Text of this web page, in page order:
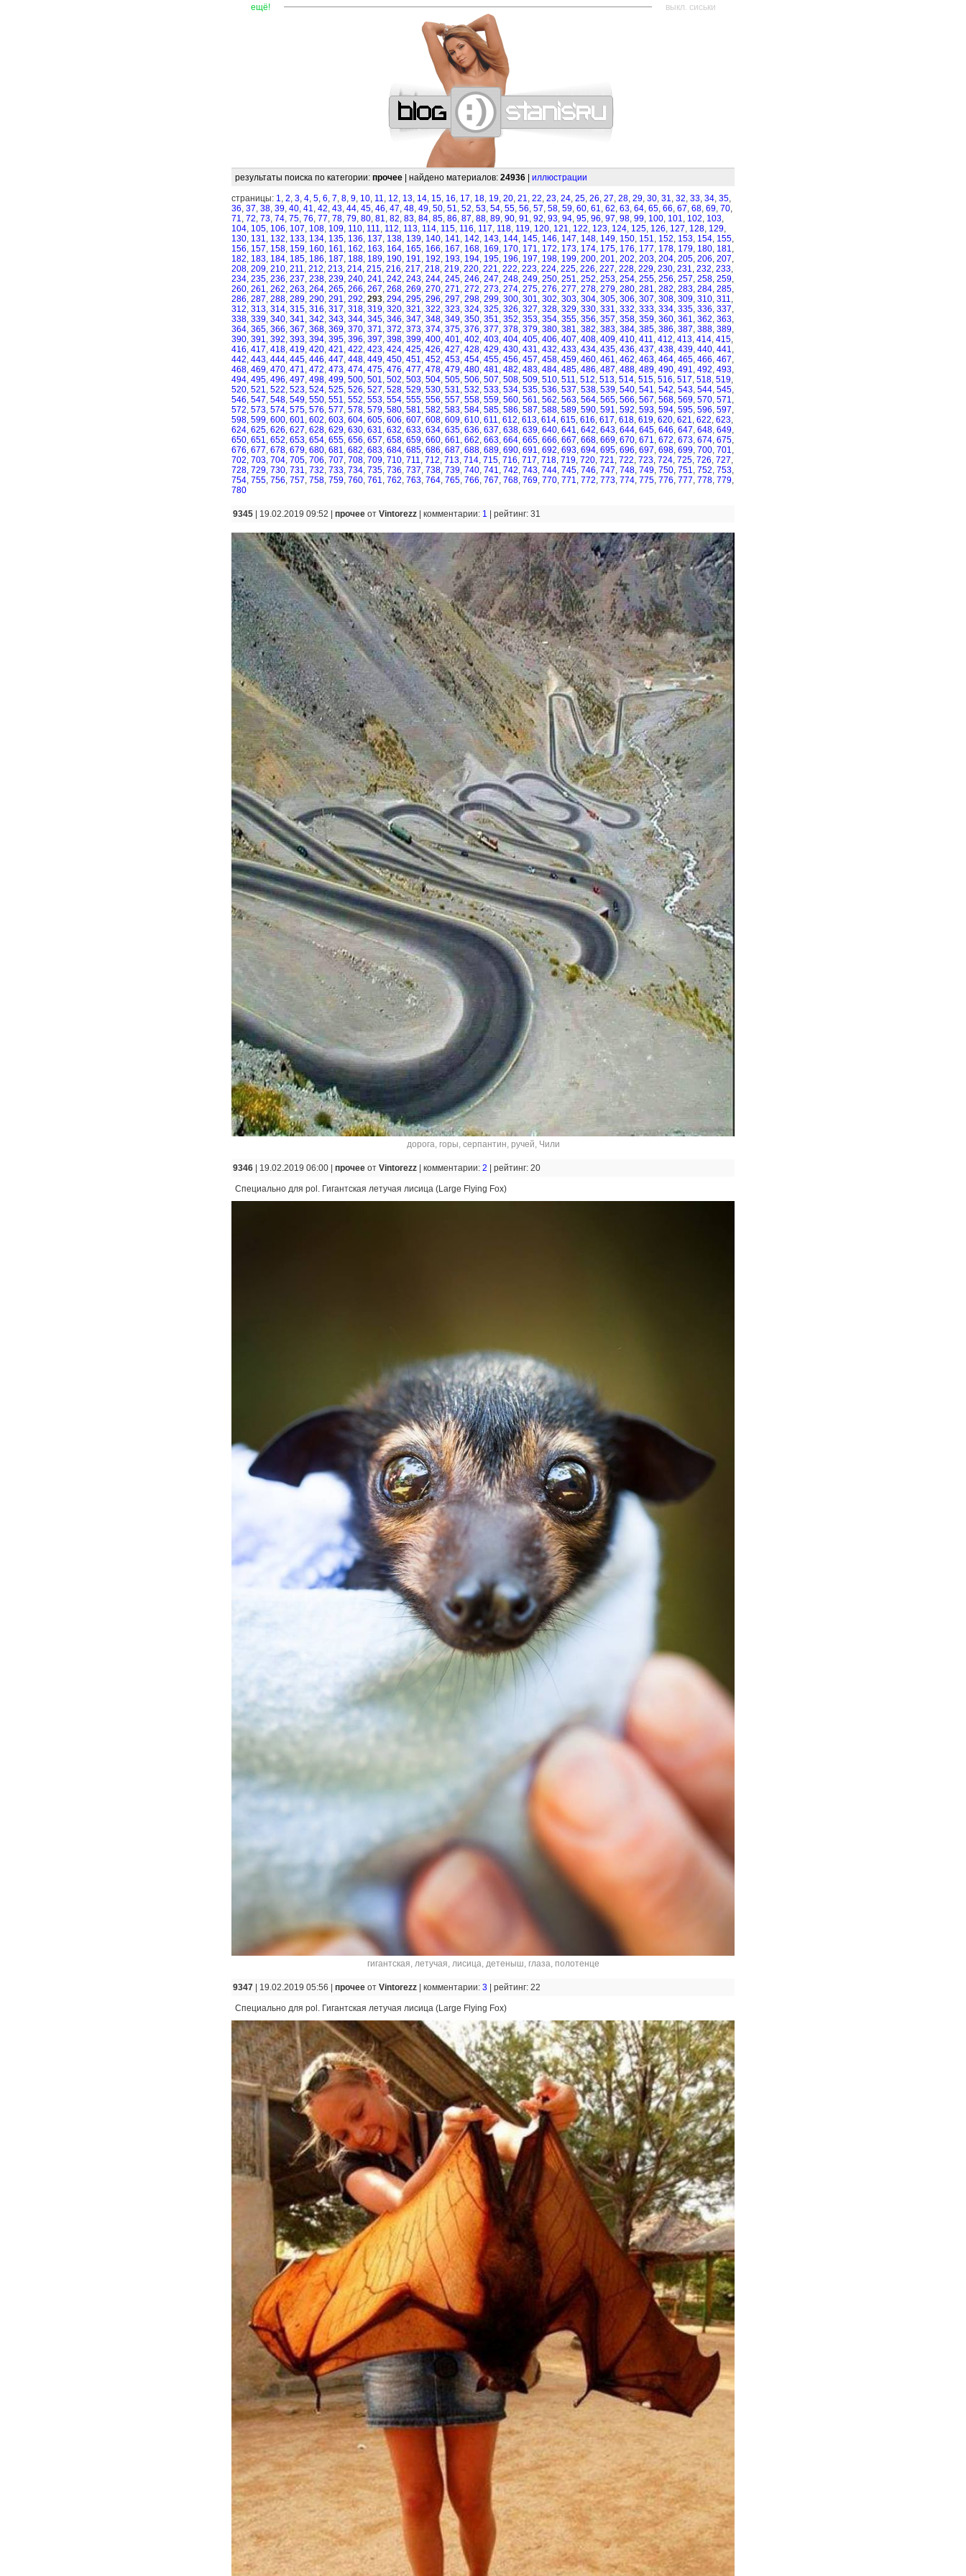
ещё! ———————————————————————————————— выкл. сиськи
результаты поиска по категории: прочее | найдено материалов: 24936 иллюстрации
страницы: 1, 2, 3, 4, 5, 6, 7, 8, 9, 10, 11, 12, 13, 14, 15, 16, 17, 18, 19, 20, 21, 22, 23, 24, 25, 26, 27, 28, 29, 30, 31, 32, 33, 34, 35,
36, 37, 38, 39, 40, 41, 42, 43, 44, 45, 46, 47, 48, 49, 50, 51, 52, 53, 54, 55, 56, 57, 58, 59, 60, 61, 62, 63, 64, 65, 66, 67, 68, 69, 70,
71, 72, 73, 74, 75, 76, 77, 78, 79, 80, 81, 82, 83, 84, 85, 86, 87, 88, 89, 90, 91, 92, 93, 94, 95, 96, 97, 98, 99, 100, 101, 102, 103,
104, 105, 106, 107, 108, 109, 110, 111, 112, 113, 114, 115, 116, 117, 118, 119, 120, 121, 122, 123, 124, 125, 126, 127, 128, 129,
130, 131, 132, 133, 134, 135, 136, 137, 138, 139, 140, 141, 142, 143, 144, 145, 146, 147, 148, 149, 150, 151, 152, 153, 154, 155,
156, 157, 158, 159, 160, 161, 162, 163, 164, 165, 166, 167, 168, 169, 170, 171, 172, 173, 174, 175, 176, 177, 178, 179, 180, 181,
182, 183, 184, 185, 186, 187, 188, 189, 190, 191, 192, 193, 194, 195, 196, 197, 198, 199, 200, 201, 202, 203, 204, 205, 206, 207,
208, 209, 210, 211, 212, 213, 214, 215, 216, 217, 218, 219, 220, 221, 222, 223, 224, 225, 226, 227, 228, 229, 230, 231, 232, 233,
234, 235, 236, 237, 238, 239, 240, 241, 242, 243, 244, 245, 246, 247, 248, 249, 250, 251, 252, 253, 254, 255, 256, 257, 258, 259,
260, 261, 262, 263, 264, 265, 266, 267, 268, 269, 270, 271, 272, 273, 274, 275, 276, 277, 278, 279, 280, 281, 282, 283, 284, 285,
286, 287, 288, 289, 290, 291, 292, 293, 294, 295, 296, 297, 298, 299, 300, 301, 302, 303, 304, 305, 306, 307, 308, 309, 310, 311,
312, 313, 314, 315, 316, 317, 318, 319, 320, 321, 322, 323, 324, 325, 326, 327, 328, 329, 330, 331, 332, 333, 334, 335, 336, 337,
338, 339, 340, 341, 342, 343, 344, 345, 346, 347, 348, 349, 350, 351, 352, 353, 354, 355, 356, 357, 358, 359, 360, 361, 362, 363,
364, 365, 366, 367, 368, 369, 370, 371, 372, 373, 374, 375, 376, 377, 378, 379, 380, 381, 382, 383, 384, 385, 386, 387, 388, 389,
390, 391, 392, 393, 394, 395, 396, 397, 398, 399, 400, 401, 402, 403, 404, 405, 406, 407, 408, 409, 410, 411, 412, 413, 414, 415,
416, 417, 418, 419, 420, 421, 422, 423, 424, 425, 426, 427, 428, 429, 430, 431, 432, 433, 434, 435, 436, 437, 438, 439, 440, 441,
442, 443, 444, 445, 446, 447, 448, 449, 450, 451, 452, 453, 454, 455, 456, 457, 458, 459, 460, 461, 462, 463, 464, 465, 466, 467,
468, 469, 470, 471, 472, 473, 474, 475, 476, 477, 478, 479, 480, 481, 482, 483, 484, 485, 486, 487, 488, 489, 490, 491, 492, 493,
494, 495, 496, 497, 498, 499, 500, 501, 502, 503, 504, 505, 506, 507, 508, 509, 510, 511, 512, 513, 514, 515, 516, 517, 518, 519,
520, 521, 522, 523, 524, 525, 526, 527, 528, 529, 530, 531, 532, 533, 534, 535, 536, 537, 538, 539, 540, 541, 542, 543, 544, 545,
546, 547, 548, 549, 550, 551, 552, 553, 554, 555, 556, 557, 558, 559, 560, 561, 562, 563, 564, 565, 566, 567, 568, 569, 570, 571,
572, 573, 574, 575, 576, 577, 578, 579, 580, 581, 582, 583, 584, 585, 586, 587, 588, 589, 590, 591, 592, 593, 594, 595, 596, 597,
598, 599, 600, 601, 602, 603, 604, 605, 606, 607, 608, 609, 610, 611, 612, 613, 614, 615, 616, 617, 618, 619, 620, 621, 622, 623,
624, 625, 626, 627, 628, 629, 630, 631, 632, 633, 634, 635, 636, 637, 638, 639, 640, 641, 642, 643, 644, 645, 646, 647, 648, 649,
650, 651, 652, 653, 654, 655, 656, 657, 658, 659, 660, 661, 662, 663, 664, 665, 666, 667, 668, 669, 670, 671, 672, 673, 674, 675,
676, 677, 678, 679, 680, 681, 682, 683, 684, 685, 686, 687, 688, 689, 690, 691, 692, 693, 694, 695, 696, 697, 698, 699, 700, 701,
702, 703, 704, 705, 706, 707, 708, 709, 710, 711, 712, 713, 714, 715, 716, 717, 718, 719, 720, 721, 722, 723, 724, 725, 726, 727,
728, 729, 730, 731, 732, 733, 734, 735, 736, 737, 738, 739, 740, 741, 742, 743, 744, 745, 746, 747, 748, 749, 750, 751, 752, 753,
754, 755, 756, 757, 758, 759, 760, 761, 762, 763, 764, 765, 766, 767, 768, 769, 770, 771, 772, 773, 774, 775, 776, 777, 778, 779,
780
9345 | 19.02.2019 09:52 | прочее от Vintorezz комментарии: 1 рейтинг: 31
дорога, горы, серпантин, ручей, Чили
9346 | 19.02.2019 06:00 | прочее от Vintorezz комментарии: 2 рейтинг: 20
Специально для pol. Гигантская летучая лисица (Large Flying Fox)
гигантская, летучая, лисица, детеныш, глаза, полотенце
9347 | 19.02.2019 05:56 | прочее от Vintorezz комментарии: 3 рейтинг: 22
Специально для pol. Гигантская летучая лисица (Large Flying Fox)